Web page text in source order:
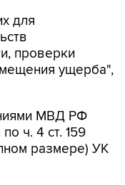
для
проверки
ущерба",
МВД РФ
ч. 4 ст. 159
размере) УК